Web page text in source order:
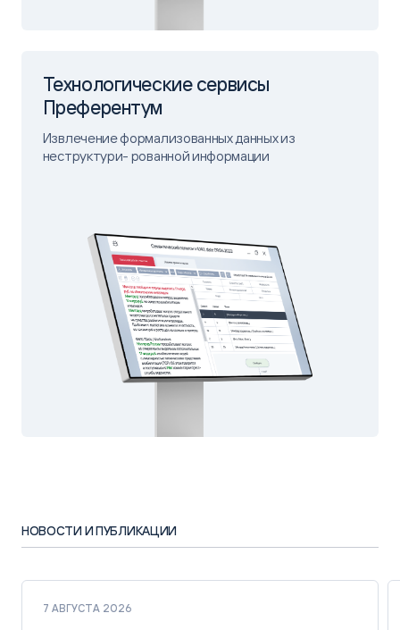
Технологические сервисы
Преферентум
Извлечение формализованных данных из
неструктури- рованной информации
НОВОСТИ И ПУБЛИКАЦИИ
7 АВГУСТА 2026